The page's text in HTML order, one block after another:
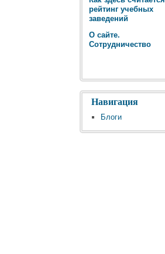
рейтинг учебных
заведений
О сайте.
Сотрудничество
Навигация
Блоги